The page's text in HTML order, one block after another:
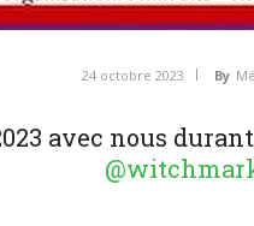
24 octobre 2023 By
avec nous